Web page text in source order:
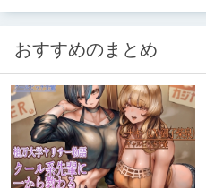
おすすめのまとめ